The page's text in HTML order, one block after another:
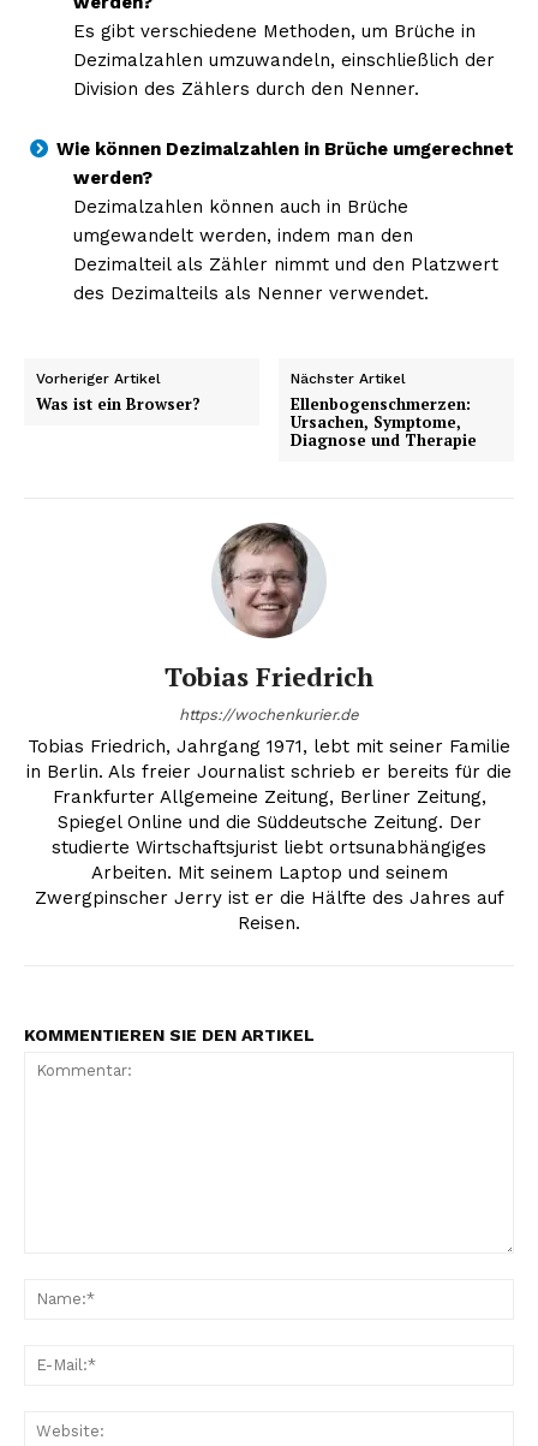
Es gibt verschiedene Methoden, um Brüche in
Dezimalzahlen umzuwandeln, einschließlich der
Division des Zählers durch den Nenner.
Wie können Dezimalzahlen in Brüche umgerechnet
werden?
Dezimalzahlen können auch in Brüche
umgewandelt werden, indem man den
Dezimalteil als Zähler nimmt und den Platzwert
des Dezimalteils als Nenner verwendet.
Vorheriger Artikel
Was ist ein Browser?
Nächster Artikel
Ellenbogenschmerzen:
Ursachen, Symptome,
Diagnose und Therapie
Tobias Friedrich
https://wochenkurier.de
Tobias Friedrich, Jahrgang 1971, lebt mit seiner Familie
in Berlin. Als freier Journalist schrieb er bereits für die
Frankfurter Allgemeine Zeitung, Berliner Zeitung,
Spiegel Online und die Süddeutsche Zeitung. Der
studierte Wirtschaftsjurist liebt ortsunabhängiges
Arbeiten. Mit seinem Laptop und seinem
Zwergpinscher Jerry ist er die Hälfte des Jahres auf
Reisen.
KOMMENTIEREN SIE DEN ARTIKEL